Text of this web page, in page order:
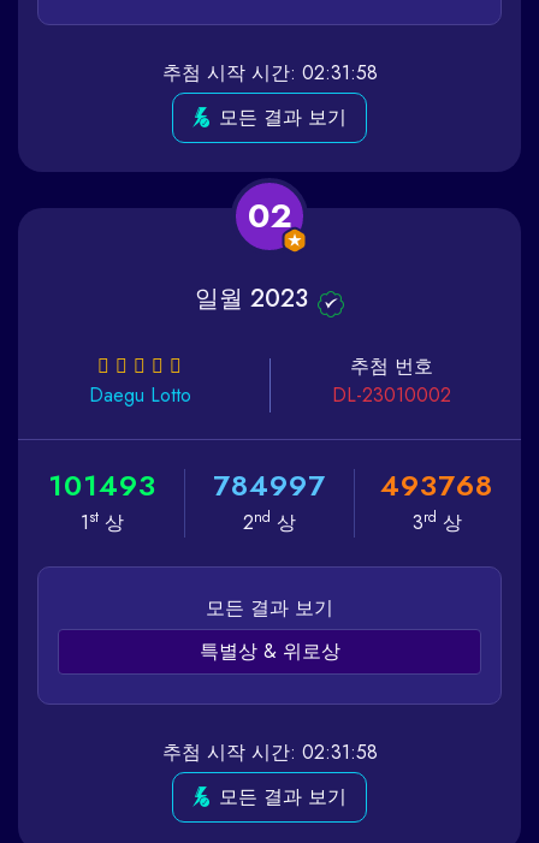
추첨 시작 시간: 02:31:58
모든 결과 보기
02
일월 2023
Daegu Lotto
추첨 번호
DL-23010002
101493
1st상
784997
2nd 상
493768
3rd 상
모든 결과 보기
특별상 & 위로상
추첨 시작 시간: 02:31:58
모든 결과 보기